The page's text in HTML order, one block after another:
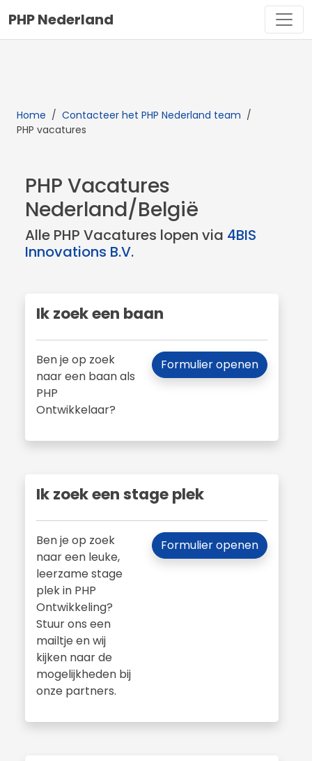
PHP Nederland
Home / Contacteer het PHP Nederland team /
PHP vacatures
PHP Vacatures
Nederland/België
Alle PHP Vacatures lopen via 4BIS
Innovations B.V.
Ik zoek een baan
Ben je op zoek
naar een baan als
PHP
Ontwikkelaar?
Formulier openen
Ik zoek een stage plek
Ben je op zoek
naar een leuke,
leerzame stage
plek in PHP
Ontwikkeling?
Stuur ons een
mailtje en wij
kijken naar de
mogelijkheden bij
onze partners.
Formulier openen